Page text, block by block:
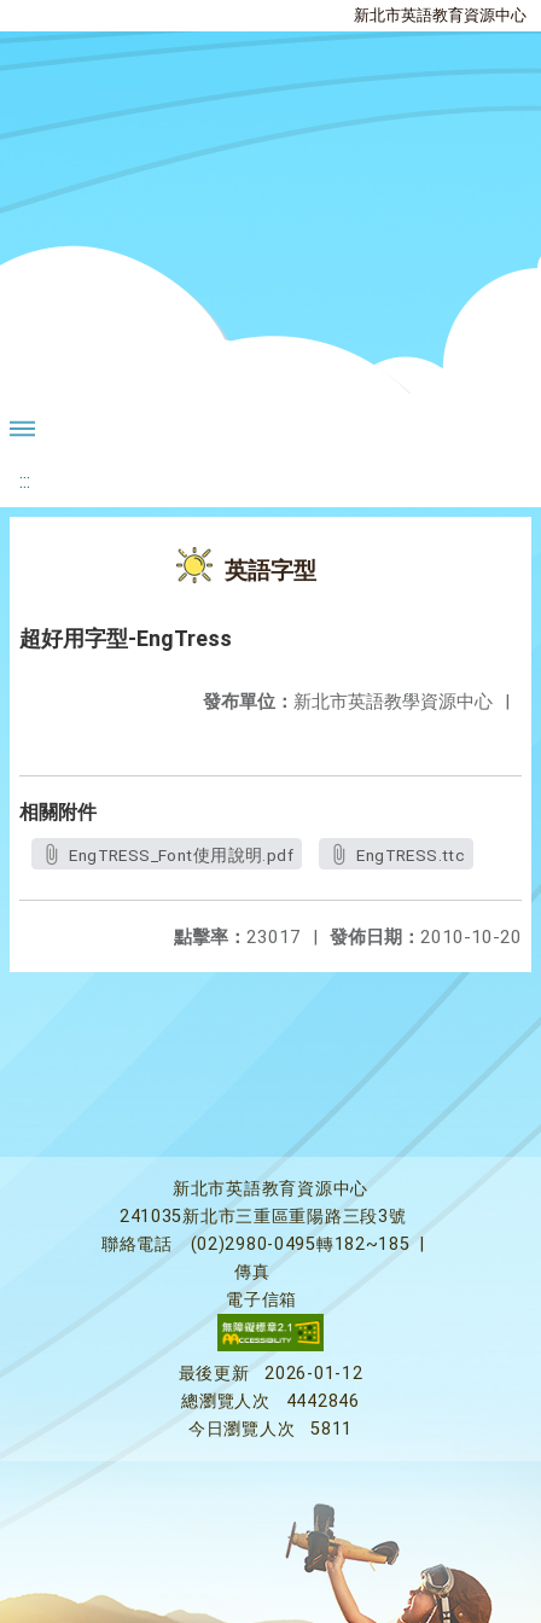
新北市英語教育資源中心
:::
英語字型
超好用字型-EngTress
發布單位： 新北市英語教學資源中心 |
相關附件
EngTRESS_Font使用說明.pdf EngTRESS.ttc
發佈日期： 2010-10-20
點擊率： 23017 |
新北市英語教育資源中心
241035新北市三重區重陽路三段3號
聯絡電話
(02)2980-0495轉182~185
傳真
電子信箱
最後更新
2026-01-12
總瀏覽人次
4442846
今日瀏覽人次
5811